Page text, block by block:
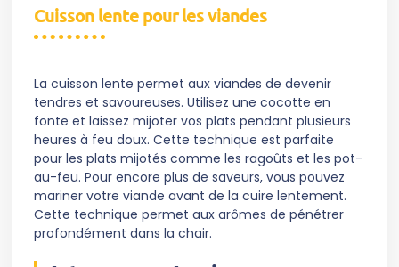
Cuisson lente pour les viandes
La cuisson lente permet aux viandes de devenir
tendres et savoureuses. Utilisez une cocotte en
fonte et laissez mijoter vos plats pendant plusieurs
heures à feu doux. Cette technique est parfaite
pour les plats mijotés comme les ragoûts et les pot-
au-feu. Pour encore plus de saveurs, vous pouvez
mariner votre viande avant de la cuire lentement.
Cette technique permet aux arômes de pénétrer
profondément dans la chair.